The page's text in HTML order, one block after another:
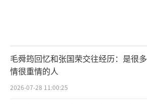
毛舜筠回忆和张国荣交往经历：是很多
情很重情的人
2026-07-28 11:00:25